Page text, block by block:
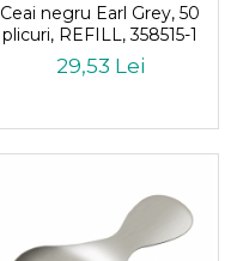
Ceai negru Earl Grey, 50
plicuri, REFILL, 358515-1
29,53 Lei